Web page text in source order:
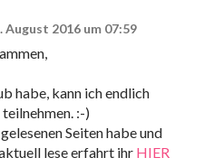
August 2016 um 07:59
habe, kann ich endlich
:-)
Seiten habe und
lese erfahrt ihr HIER